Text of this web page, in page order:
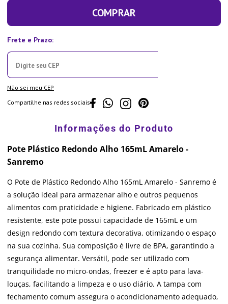
COMPRAR
Não sei meu CEP
Compartilhe nas redes sociais
Pote Plástico Redondo Alho 165mL Amarelo -
Sanremo
O Pote de Plástico Redondo Alho 165mL Amarelo - Sanremo é
a solução ideal para armazenar alho e outros pequenos
alimentos com praticidade e higiene. Fabricado em plástico
resistente, este pote possui capacidade de 165mL e um
design redondo com textura decorativa, otimizando o espaço
na sua cozinha. Sua composição é livre de BPA, garantindo a
segurança alimentar. Versátil, pode ser utilizado com
tranquilidade no micro-ondas, freezer e é apto para lava-
louças, facilitando a limpeza e o uso diário. A tampa com
fechamento comum assegura o acondicionamento adequado,